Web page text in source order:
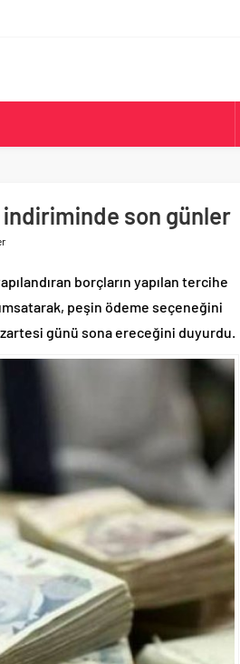
destek
indiriminde son günler
borçların yapılan tercihe
peşin ödeme seçeneğini
günü sona ereceğini duyurdu.